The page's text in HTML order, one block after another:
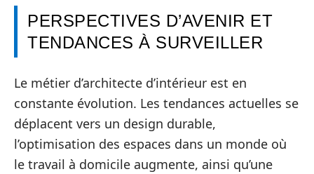
PERSPECTIVES D’AVENIR ET
TENDANCES À SURVEILLER
Le métier d’architecte d’intérieur est en
constante évolution. Les tendances actuelles se
déplacent vers un design durable,
l’optimisation des espaces dans un monde où
le travail à domicile augmente, ainsi qu’une